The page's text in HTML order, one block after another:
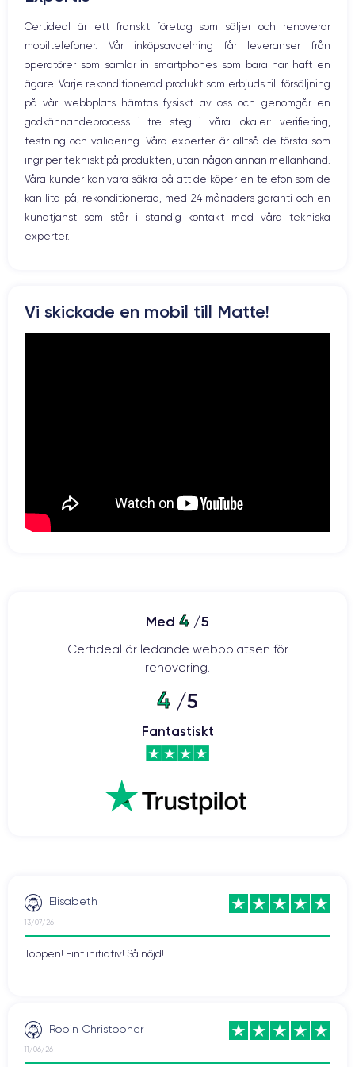
Puce A13 Bionic 6
Nom GPU
GPU 4 cœurs
Fréq. processeur
2.65 GHz
12 Mpx 12 Mpx
Résolution vidéo
4K - 3840 x 2160 px
Recharge rapide
Oui, minimum 18W
Batterie Type de SIM
Pour découvrir en détail toutes les caractéristiques de ce
Hem-knappen
Bluetooth
WiFi
Nätverk
Vibration
Prise USB
Certideal är ett franskt företag som säljer och renoverar
mobiltelefoner. Vår inköpsavdelning får leveranser från
operatörer som samlar in smartphones som bara har haft en
ägare. Varje rekonditionerad produkt som erbjuds till försäljning
på vår webbplats hämtas fysiskt av oss och genomgår en
godkännandeprocess i tre steg i våra lokaler: verifiering,
testning och validering. Våra experter är alltså de första som
ingriper tekniskt på produkten, utan någon annan mellanhand.
Våra kunder kan vara säkra på att de köper en telefon som de
kan lita på, rekonditionerad, med 24 månaders garanti och en
kundtjänst som står i ständig kontakt med våra tekniska
experter.
Vi skickade en mobil till Matte!
Med 4 /5
Certideal är ledande webbplatsen för
renovering.
4 /5
Fantastiskt
Elisabeth
13/07/26
Toppen! Fint initiativ! Så nöjd!
Robin Christopher
11/06/26